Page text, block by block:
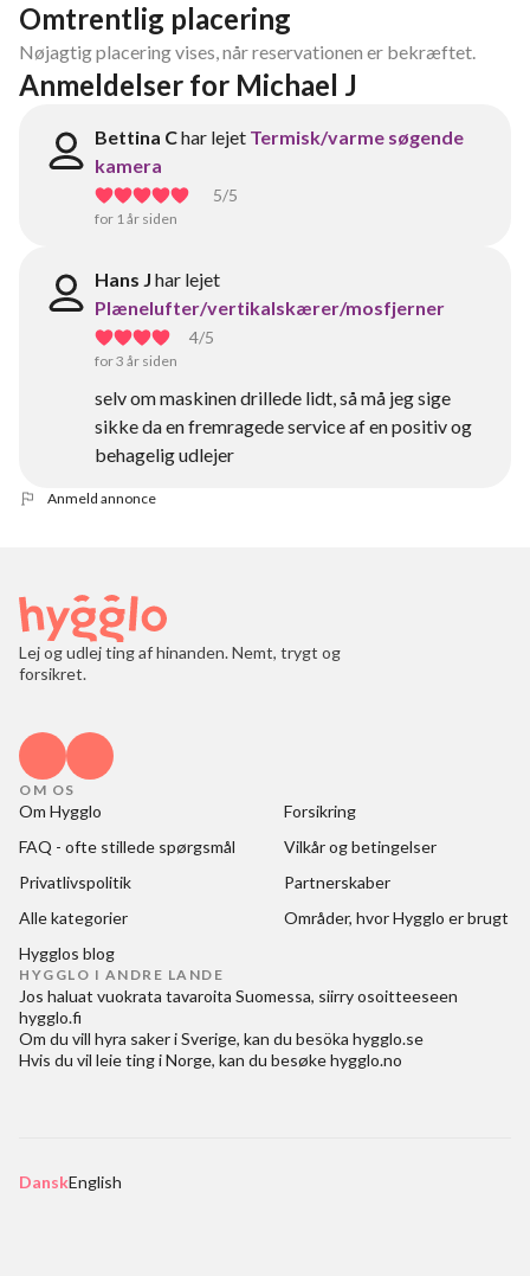
Omtrentlig placering
Nøjagtig placering vises, når reservationen er bekræftet.
Anmeldelser for Michael J
Bettina Char lejet Termisk/varme søgende
kamera
5/5
for 1 år siden
Hans J har lejet
Plænelufter/vertikalskærer/mosfjerner
4/5
for 3 år siden
selv om maskinen drillede lidt, så må jeg sige
sikke da en fremragede service af en positiv og
behagelig udlejer
Anmeld annonce
Lej og udlej ting af hinanden. Nemt, trygt og
forsikret.
OM OS
Om Hygglo
Forsikring
FAQ - ofte stillede spørgsmål
Vilkår og betingelser
Privatlivspolitik
Partnerskaber
Alle kategorier
Områder, hvor Hygglo er brugt
Hygglos blog
HYGGLO I ANDRE LANDE
Jos haluat vuokrata tavaroita Suomessa, siirry osoitteeseen
hygglo.fi
Om du vill hyra saker i Sverige, kan du besöka hygglo.se
Hvis du vil leie ting i Norge, kan du besøkehygglo.no
DanskEnglish